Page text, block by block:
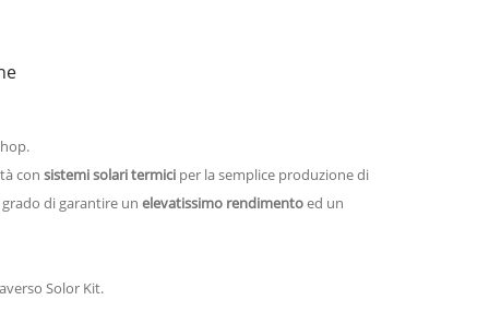
con sistemi solari termici per la semplice produzione di
di garantire un elevatissimo rendimentoed un
Solor Kit.